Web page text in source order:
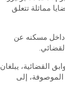
قضايا مماثلة تتعلق
داخل مسكنه عن
القضائية، يبلغان
الموصوفة، إلى